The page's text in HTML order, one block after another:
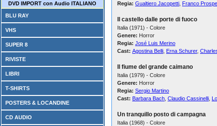
DVD IMPORT con Audio ITALIANO
BLU RAY
VHS
SUPER 8
RIVISTE
LIBRI
T-SHIRTS
POSTERS & LOCANDINE
CD AUDIO
Regia: Gualtiero Jacopetti Franco
Il castello dalle porte di fuoco
Italia (1971) - Colore
Genere: Horror
Regia: José Luis Merino
Cast: Agostina Belli Erna Schurer,
Il fiume del grande caimano
Italia (1979) - Colore
Genere: Horror
Regia: Sergio Martino
Cast: Barbara Bach Claudio Cassinelli
Un tranquillo posto di campagna
Italia (1968) - Colore